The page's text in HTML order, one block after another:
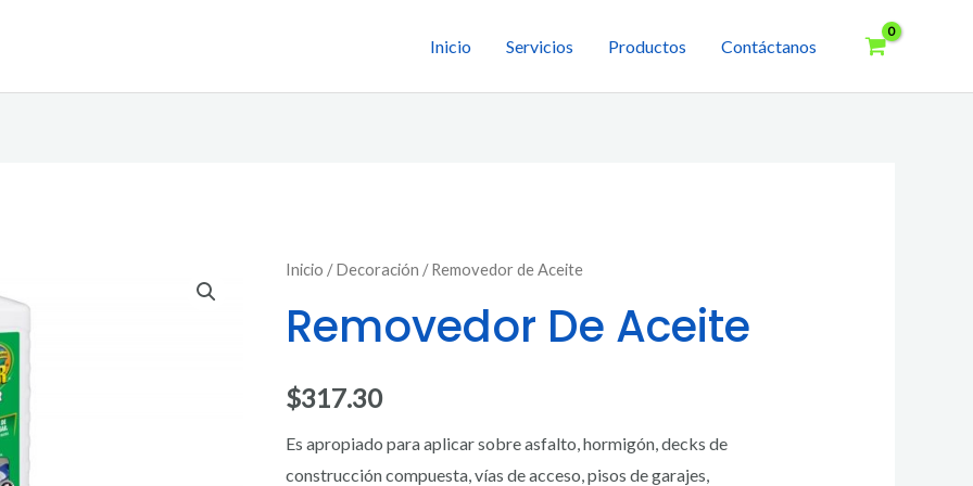
Inicio Servicios Productos Contáctanos
Inicio /Decoración / Removedor de Aceite
Removedor De Aceite
$317.30
Es apropiado para aplicar sobre asfalto, hormigón, decks de
construcción compuesta, vías de acceso, pisos de garajes,
Removedor
Aceite